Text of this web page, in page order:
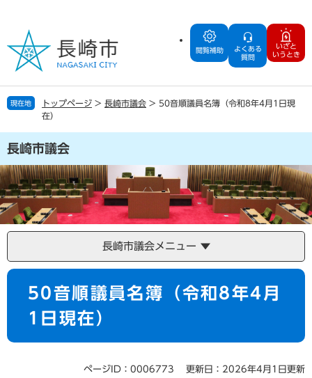
の
で
す
ー
ば
し
文
へ
閲覧補助
よくある
質問
いざと
いうとき
現在地 トップページ > 長崎市議会 > 50音順議員名簿（令和8年4月1日現
在）
長崎市議会
長崎市議会メニュー
本
50音順議員名簿（令和8年4月
1日現在）
ページID：0006773 更新日：2026年4月1日更新